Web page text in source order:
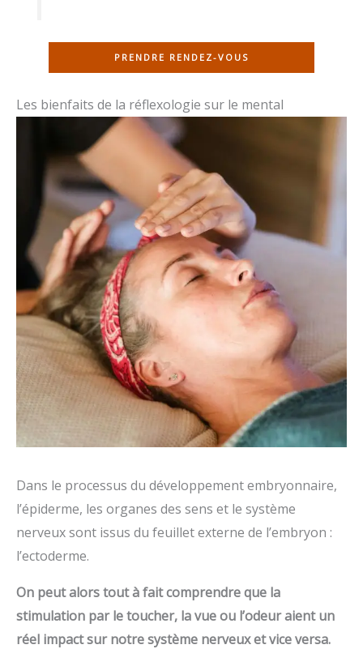
PRENDRE RENDEZ-VOUS
Les bienfaits de la réflexologie sur le mental
Dans le processus du développement embryonnaire,
l’épiderme, les organes des sens et le système
nerveux sont issus du feuillet externe de l’embryon :
l’ectoderme.
On peut alors tout à fait comprendre que la
stimulation par le toucher, la vue ou l’odeur aient un
réel impact sur notre système nerveux et vice versa.